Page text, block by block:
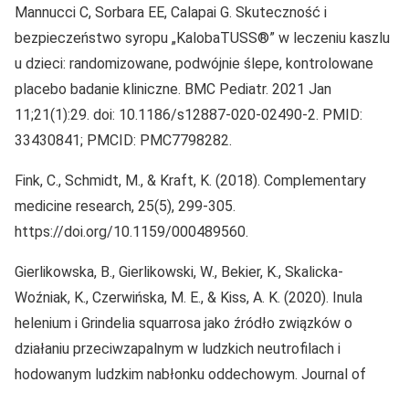
Mannucci C, Sorbara EE, Calapai G. Skuteczność i
bezpieczeństwo syropu „KalobaTUSS®” w leczeniu kaszlu
u dzieci: randomizowane, podwójnie ślepe, kontrolowane
placebo badanie kliniczne. BMC Pediatr. 2021 Jan
11;21(1):29. doi: 10.1186/s12887-020-02490-2. PMID:
33430841; PMCID: PMC7798282.
Fink, C., Schmidt, M., & Kraft, K. (2018). Complementary
medicine research, 25(5), 299-305.
https://doi.org/10.1159/000489560.
Gierlikowska, B., Gierlikowski, W., Bekier, K., Skalicka-
Woźniak, K., Czerwińska, M. E., & Kiss, A. K. (2020). Inula
helenium i Grindelia squarrosa jako źródło związków o
działaniu przeciwzapalnym w ludzkich neutrofilach i
hodowanym ludzkim nabłonku oddechowym. Journal of